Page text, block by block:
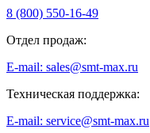
8 (800) 550-16-49
Отдел продаж:
E-mail: sales@smt-max.ru
Техническая поддержка:
E-mail: service@smt-max.ru